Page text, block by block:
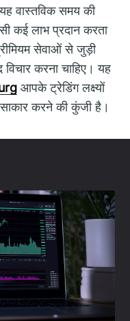
वास्तविक समय की
कई लाभ प्रदान करता
सेवाओं से जुड़ी
करना चाहिए। यह
आपके ट्रेडिंग लक्ष्यों
करने की कुंजी है।